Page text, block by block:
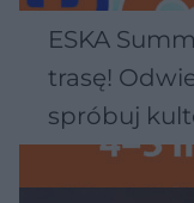
ESKA
trasę!
spróbuj
Wawelu